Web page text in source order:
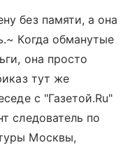
без памяти, а она
Когда обманутые
она просто
тут же
с "Газетой.Ru"
следователь по
Москвы,